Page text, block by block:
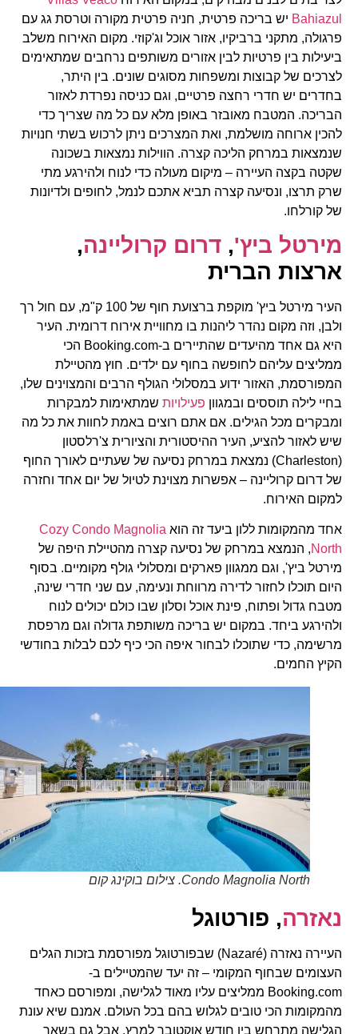
Bahiazulיש בריכה פרטית, חניה פרטית מקורה וטרסת גג עם
פרגולה, מתקני ברביקיו, אזור אוכל וג'קוזי. מקום האירוח משלב
ביעילות בין פרטיות לבין אזורים משותפים נרחבים שמתאימים
לצרכים של קבוצות ומשפחות מסוגים שונים. בין היתר,
בחדרים יש חדרי רחצה פרטיים, וגם כניסה נפרדת לאזור
הבריכה. המטבח מאובזר באופן מלא עם כל מה שצריך כדי
להכין ארוחה מושלמת, ואת המצרכים ניתן לרכוש בשתי חנויות
שנמצאות במרחק הליכה קצרה. הווילות נמצאות בשכונה
שקטה בקצה העיירה – מיקום מעולה כדי לנוח ולהירגע מתי
שרק תרצו, ונסיעה קצרה תביא אתכם לנמל, לחופים ולדיונות
של קורלחו.
מירטל ביץ'
,דרום קרוליינה,
ארצות הברית
העיר מירטל ביץ' מוקפת ברצועת חוף של 100 ק"מ, עם חול רך
ולבן, וזה מקום נהדר ליהנות בו מחוויית אירוח דרומית. העיר
היא גם אחד מהיעדים שהתיירים ב-Booking.com הכי
ממליצים עליהם לחופשה בחוף עם ילדים. חוץ מהטיילת
המפורסמת, האזור ידוע במסלולי הגולף הרבים והמצוינים שלו,
בחיי לילה תוססים ובמגווןפעילויותשמתאימות למבקרות
ומבקרים מכל הגילים. אם אתם רוצים באמת לחוות את כל מה
שיש לאזור להציע, העיר ההיסטורית והציורית צ'רלסטון
(Charleston) נמצאת במרחק נסיעה של שעתיים לאורך החוף
של דרום קרוליינה – אפשרות מצוינת לטיול של יום אחד וחזרה
למקום האירוח.
אחד מהמקומות ללון ביעד זה הואCozy Condo Magnolia
North, הנמצא במרחק של נסיעה קצרה מהטיילת היפה של
מירטל ביץ', וגם ממגוון פארקים ומסלולי גולף מקומיים. בסוף
היום תוכלו לחזור לדירה מרווחת ונעימה, עם שני חדרי שינה,
מטבח גדול ופתוח, פינת אוכל וסלון שבו כולם יכולים לנוח
ולהירגע ביחד. במקום יש בריכה משותפת גדולה וגם מרפסת
מרשימה, כדי שתוכלו לבחור איפה הכי כיף לכם לבלות בחודשי
הקיץ החמים.
Condo Magnolia North. צילום בוקינג קום
נאזרה, פורטוגל
העיירה נאזרה (Nazaré) שבפורטוגל מפורסמת בזכות הגלים
העצומים שבחוף המקומי – זה יעד שהמטיילים ב-
Booking.com ממליצים עליו מאוד לגלישה, ומפורסם כאחד
מהמקומות הכי טובים לגלוש בהם בכל העולם. אמנם שיא עונת
הגלישה מתרחש בין חודש אוקטובר למרץ, אבל גם בשאר